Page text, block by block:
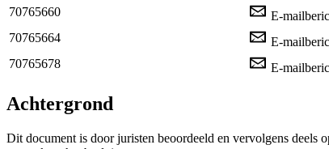
70765660
E-
70765664
E-
70765678
E-
Achtergrond
Dit document is door juristen beoordeeld en vervolgens deels